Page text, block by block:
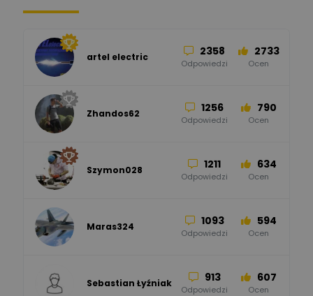
ELKO-BIS Systemy
47 67
50 59
52 45
artel electric 2358
Odpowiedzi
2733
Ocen
Zhandos62 1256
Odpowiedzi
790
Ocen
Szymon028 1211
Odpowiedzi
634
Ocen
Maras324 1093
Odpowiedzi
594
Ocen
Sebastian Łyźniak 913
Odpowiedzi
607
Ocen